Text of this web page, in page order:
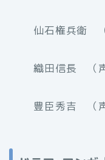
仙石権兵衛
織田信長 （声
豊臣秀吉 （